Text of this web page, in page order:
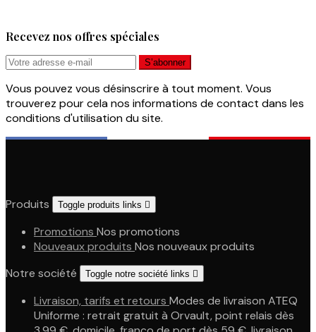
Recevez nos offres spéciales
Vous pouvez vous désinscrire à tout moment. Vous
trouverez pour cela nos informations de contact dans les
conditions d'utilisation du site.
Produits Toggle produits links 
Promotions Nos promotions
Nouveaux produits Nos nouveaux produits
Notre société
Toggle notre société links 
Livraison, tarifs et retours Modes de livraison ATEQ
Uniforme : retrait gratuit à Orvault, point relais dès